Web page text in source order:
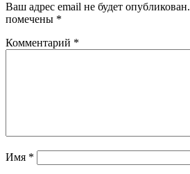
Ваш адрес email не будет опубликован.
помечены *
Комментарий *
Имя *